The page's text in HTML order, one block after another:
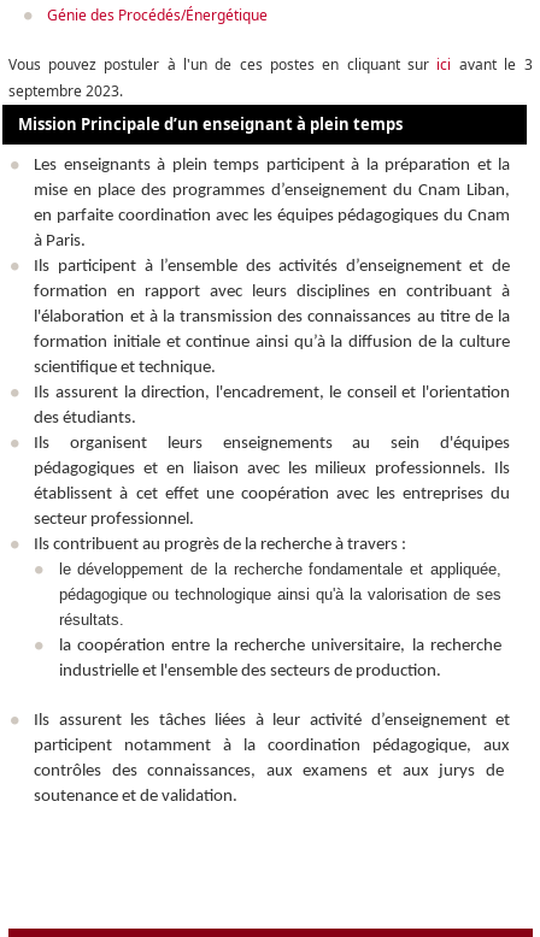
Génie des Procédés/Énergétique
Vous pouvez postuler à l'un de ces postes en cliquant sur ici avant le 3
septembre 2023.
Mission Principale d’un enseignant à plein temps
Les enseignants à plein temps participent à la préparation et la
mise en place des programmes d’enseignement du Cnam Liban,
en parfaite coordination avec les équipes pédagogiques du Cnam
à Paris.
Ils participent à l’ensemble des activités d’enseignement et de
formation en rapport avec leurs disciplines en contribuant à
l'élaboration et à la transmission des connaissances au titre de la
formation initiale et continue ainsi qu’à la diffusion de la culture
scientifique et technique.
Ils assurent la direction, l'encadrement, le conseil et l'orientation
des étudiants.
Ils organisent leurs enseignements au sein d'équipes
pédagogiques et en liaison avec les milieux professionnels. Ils
établissent à cet effet une coopération avec les entreprises du
secteur professionnel.
Ils contribuent au progrès de la recherche à travers :
le développement de la recherche fondamentale et appliquée,
pédagogique ou technologique ainsi qu'à la valorisation de ses
résultats.
la coopération entre la recherche universitaire, la recherche
industrielle et l'ensemble des secteurs de production.
Ils assurent les tâches liées à leur activité d’enseignement et
participent notammentà la coordination pédagogique,aux
contrôles des connaissances, aux examens et aux jurys de
soutenance et de validation.